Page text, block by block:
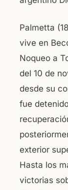
Palmetta
vive en
Noqueo a
del 10 de
desde su
fue
exterior
Hasta los
victorias